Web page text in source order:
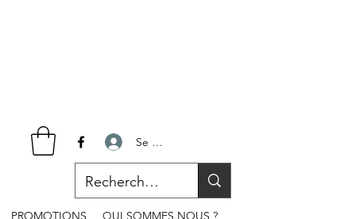
Se connecter
PROMOTIONS QUI SOMMES NOUS ?